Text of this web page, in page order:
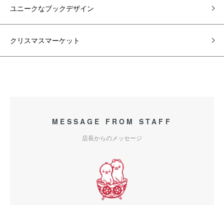
ユニークなブックデザイン
クリスマスマーケット
MESSAGE FROM STAFF
店長からのメッセージ